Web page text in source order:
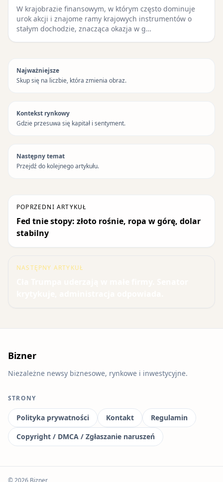
W krajobrazie finansowym, w którym często dominuje
urok akcji i znajome ramy krajowych instrumentów o
stałym dochodzie, znacząca okazja w g…
Najważniejsze
Skup się na liczbie, która zmienia obraz.
Kontekst rynkowy
Gdzie przesuwa się kapitał i sentyment.
Następny temat
Przejdź do kolejnego artykułu.
POPRZEDNI ARTYKUŁ
Fed tnie stopy: złoto rośnie, ropa w górę, dolar
stabilny
NASTĘPNY ARTYKUŁ
Bizner
Niezależne newsy biznesowe, rynkowe i inwestycyjne.
STRONY
Polityka prywatności Kontakt
Regulamin
Copyright / DMCA / Zgłaszanie naruszeń
© 2026 Bizner